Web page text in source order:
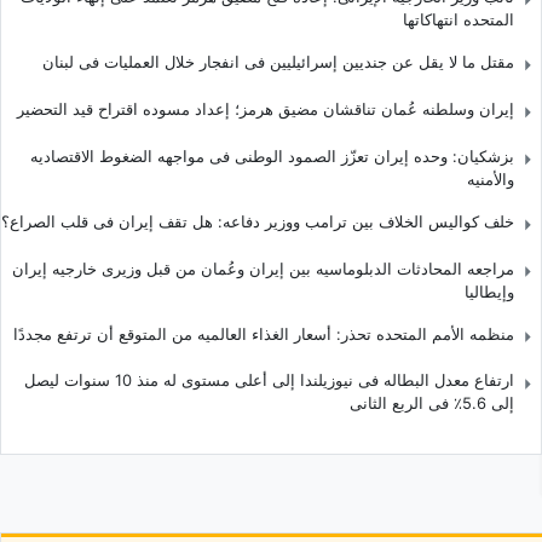
المتحده انتهاکاتها
مقتل ما لا یقل عن جندیین إسرائیلیین فی انفجار خلال العملیات فی لبنان
إیران وسلطنه عُمان تناقشان مضیق هرمز؛ إعداد مسوده اقتراح قید التحضیر
بزشکیان: وحده إیران تعزّز الصمود الوطنی فی مواجهه الضغوط الاقتصادیه
والأمنیه
خلف کوالیس الخلاف بین ترامب ووزیر دفاعه: هل تقف إیران فی قلب الصراع؟
مراجعه المحادثات الدبلوماسیه بین إیران وعُمان من قبل وزیری خارجیه إیران
وإیطالیا
منظمه الأمم المتحده تحذر: أسعار الغذاء العالمیه من المتوقع أن ترتفع مجددًا
ارتفاع معدل البطاله فی نیوزیلندا إلى أعلى مستوى له منذ 10 سنوات لیصل
إلى 5.6٪ فی الربع الثانی